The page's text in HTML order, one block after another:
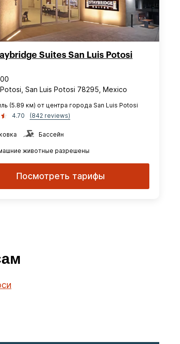
Suites San Luis Potosi
San Luis Potosi 78295, Mexico
(5.89 км) от центра города San Luis Potosi
4.70
(842 reviews)
Бассейн
животные разрешены
Посмотреть тарифы